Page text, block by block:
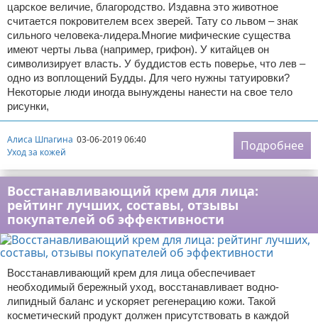
царское величие, благородство. Издавна это животное
считается покровителем всех зверей. Тату со львом – знак
сильного человека-лидера.Многие мифические существа
имеют черты льва (например, грифон). У китайцев он
символизирует власть. У буддистов есть поверье, что лев –
одно из воплощений Будды. Для чего нужны татуировки?
Некоторые люди иногда вынуждены нанести на свое тело
рисунки,
Алиса Шпагина 03-06-2019 06:40
Уход за кожей
Подробнее
Восстанавливающий крем для лица:
рейтинг лучших, составы, отзывы
покупателей об эффективности
Восстанавливающий крем для лица обеспечивает
необходимый бережный уход, восстанавливает водно-
липидный баланс и ускоряет регенерацию кожи. Такой
косметический продукт должен присутствовать в каждой